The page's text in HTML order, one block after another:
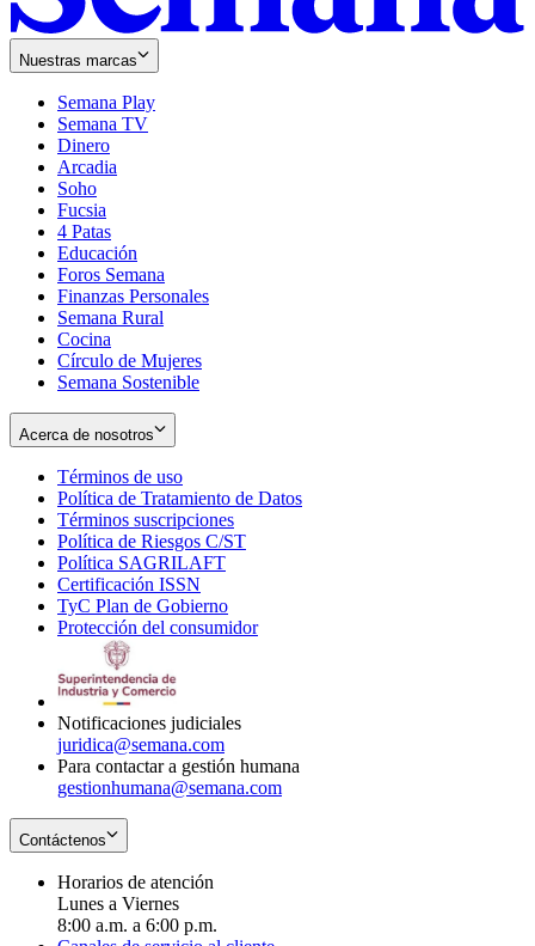
Nuestras marcas
Semana Play
Semana TV
Dinero
Arcadia
Soho
in
new
window
Fucsia
in
new
window
4 Patas
Educación
Foros Semana
Finanzas Personales
Semana Rural
Cocina
Círculo de Mujeres
Semana Sostenible
Acerca de nosotros
Términos de uso
in
new
window
Política de Tratamiento de Datos
Términos suscripciones
in
Política de Riesgos C/ST
Política SAGRILAFT
new
window
Certificación ISSN
in
new
TyC Plan de Gobierno
in
Protección del consumidorOpens
Notificaciones judiciales
juridica@semana.com
Para contactar a gestión humana
gestionhumana@semana.com
Contáctenos
Horarios de atención
Lunes a Viernes
8:00 a.m. a 6:00 p.m.